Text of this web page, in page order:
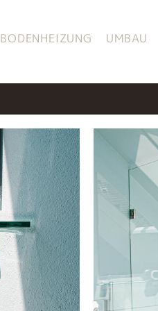
BODENHEIZUNG UMBAU